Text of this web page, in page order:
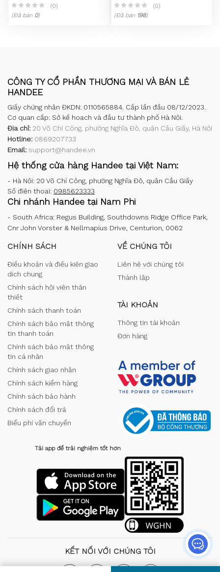
(0)
(Đã bán 0)
(0)
(Đã bán 198)
CÔNG TY CỔ PHẦN THƯƠNG MẠI VÀ BÁN LẺ
HANDEE
Giấy chứng nhận ĐKDN: 0110565884. Cấp lần đầu 08/12/2023.
Cơ quan cấp: Sở kế hoạch và đầu tư thành phố Hà Nội.
Địa chỉ: 20 Võ Chí Công, phường Nghĩa Đô, quận Cầu Giấy, Hà Nội
Hotline: 0869207733
Email: support@handee.vn
Hệ thống cửa hàng Handee tại Việt Nam:
- Hà Nội: 20 Võ Chí Công, phường Nghĩa Đô, quận Cầu Giấy
Số điện thoại: 0985623333
Chi nhánh Handee tại Nam Phi
- South Africa: Regus Building, Southdowns Ridge Office Park,
Cnr John Vorster & Nellmapius Drive, Centurion, 0062
CHÍNH SÁCH
Điều khoản và điều kiện giao
dịch chung
Chính sách hội viên thân
thiết
Chính sách thanh toán
Chính sách bảo mật thông
tin thanh toán
Chính sách bảo mật thông
tin cá nhân
Chính sách giao nhận
Chính sách kiểm hàng
Chính sách bảo hành
Chính sách đổi trả
Biểu phí vận chuyển
VỀ CHÚNG TÔI
Liên hệ với chúng tôi
Thành lập
TÀI KHOẢN
Thông tin tài khoản
Đơn hàng
Tải app để trải nghiệm tốt hơn
KẾT NỐI VỚI CHÚNG TÔI